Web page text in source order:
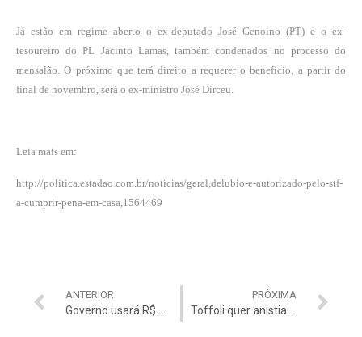
Já estão em regime aberto o ex-deputado José Genoino (PT) e o ex-
tesoureiro do PL Jacinto Lamas, também condenados no processo do
mensalão. O próximo que terá direito a requerer o benefício, a partir do
final de novembro, será o ex-ministro José Dirceu.
Leia mais em:
http://politica.estadao.com.br/noticias/geral,delubio-e-autorizado-pelo-stf-
a-cumprir-pena-em-casa,1564469
ANTERIOR
Governo usará R$ 3,5 bi do FSB para fechar as contas
PRÓXIMA
Toffoli quer anistia para contas de partidos